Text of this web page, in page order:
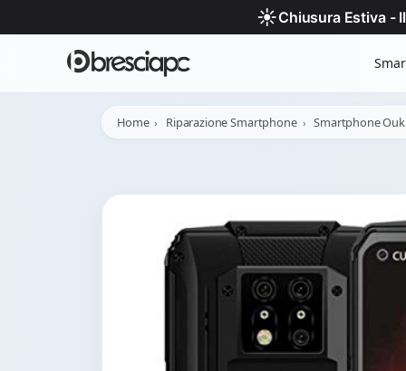
☀️Chiusura Estiva -
Home Riparazione Smartphone Smartphone